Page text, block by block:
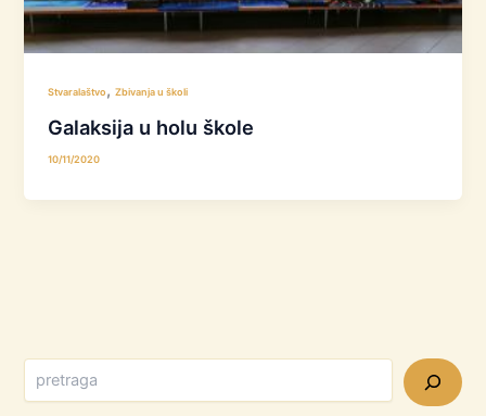
Stvaralaštvo,Zbivanja u školi
Galaksija u holu škole
10/11/2020